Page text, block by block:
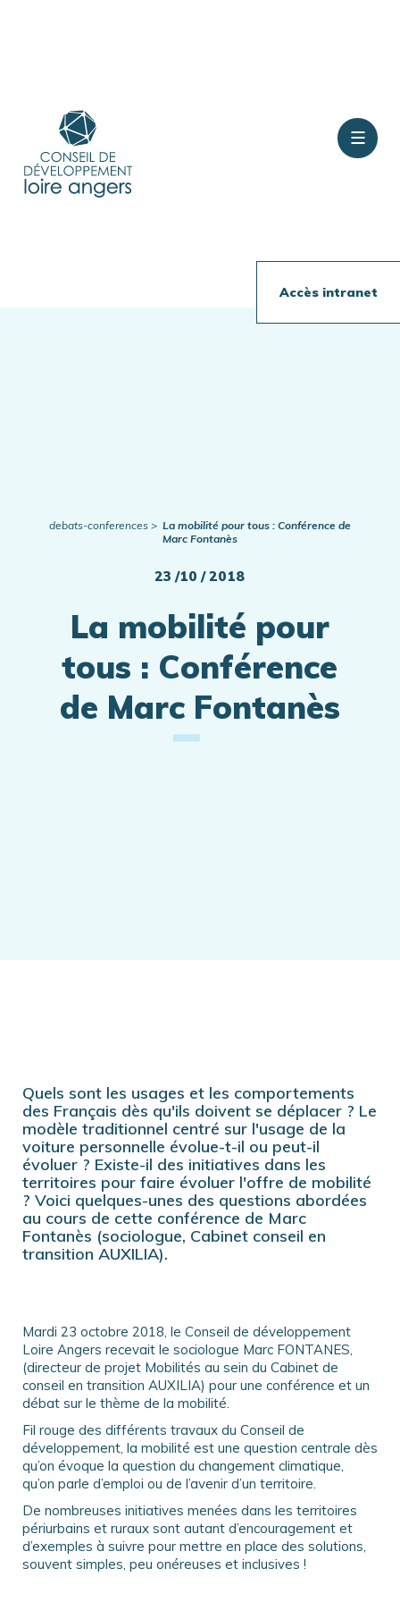
Accès intranet
debats-conferences
La mobilité pour tous : Conférence de
Marc Fontanès
23 /10 / 2018
La mobilité pour
tous : Conférence
de Marc Fontanès
Quels sont les usages et les comportements
des Français dès qu'ils doivent se déplacer ? Le
modèle traditionnel centré sur l'usage de la
voiture personnelle évolue-t-il ou peut-il
évoluer ? Existe-il des initiatives dans les
territoires pour faire évoluer l'offre de mobilité
? Voici quelques-unes des questions abordées
au cours de cette conférence de Marc
Fontanès (sociologue, Cabinet conseil en
transition AUXILIA).
Mardi 23 octobre 2018, le Conseil de développement
Loire Angers recevait le sociologue Marc FONTANES,
(directeur de projet Mobilités au sein du Cabinet de
conseil en transition AUXILIA) pour une conférence et un
débat sur le thème de la mobilité.
Fil rouge des différents travaux du Conseil de
développement, la mobilité est une question centrale dès
qu’on évoque la question du changement climatique,
qu’on parle d’emploi ou de l’avenir d’un territoire.
De nombreuses initiatives menées dans les territoires
périurbains et ruraux sont autant d’encouragement et
d’exemples à suivre pour mettre en place des solutions,
souvent simples, peu onéreuses et inclusives !